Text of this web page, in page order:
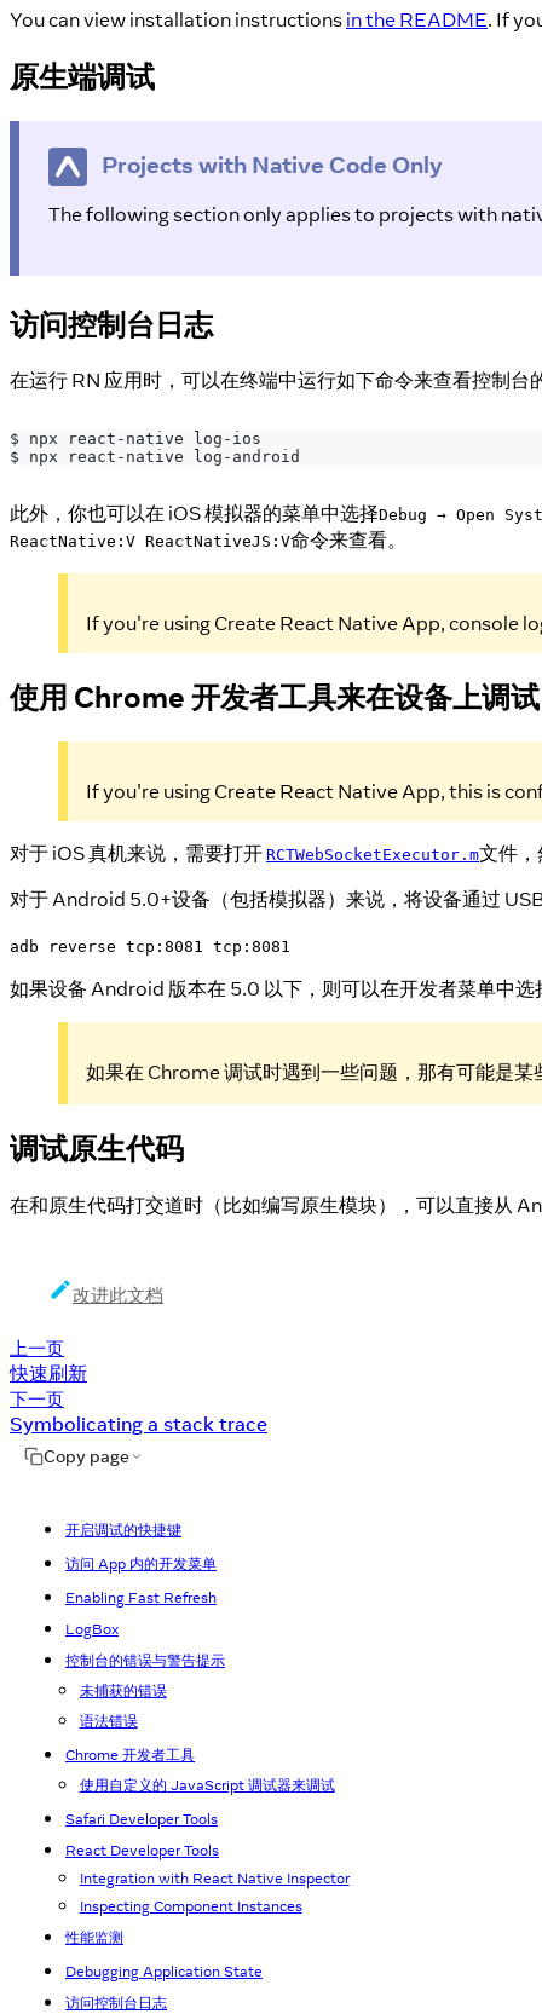
You can view installation instructions in the README. If
原生端调试
Projects with Native Code Only
The following section only applies to projects with
访问控制台日志
在运行 RN 应用时，可以在终端中运行如下命令来查看控制台
$ npx react-native log-ios
$ npx react-native log-android
此外，你也可以在 iOS 模拟器的菜单中选择Debug → Open
ReactNative:V ReactNativeJS:V命令来查看。
If you're using Create React Native App, console
使用 Chrome 开发者工具来在设备上调试
If you're using Create React Native App, this is
对于 iOS 真机来说，需要打开 RCTWebSocketExecutor.m文件
对于 Android 5.0+设备（包括模拟器）来说，将设备通过
adb reverse tcp:8081 tcp:8081
如果设备 Android 版本在 5.0 以下，则可以在开发者菜单中
如果在 Chrome 调试时遇到一些问题，那有可能是
调试原生代码
在和原生代码打交道时（比如编写原生模块），可以直接从
改进此文档
上一页
快速刷新
下一页
Symbolicating a stack trace
Copy page
开启调试的快捷键
访问 App 内的开发菜单
Enabling Fast Refresh
LogBox
控制台的错误与警告提示
未捕获的错误
语法错误
Chrome 开发者工具
使用自定义的 JavaScript 调试器来调试
Safari Developer Tools
React Developer Tools
Integration with React Native Inspector
Inspecting Component Instances
性能监测
Debugging Application State
访问控制台日志